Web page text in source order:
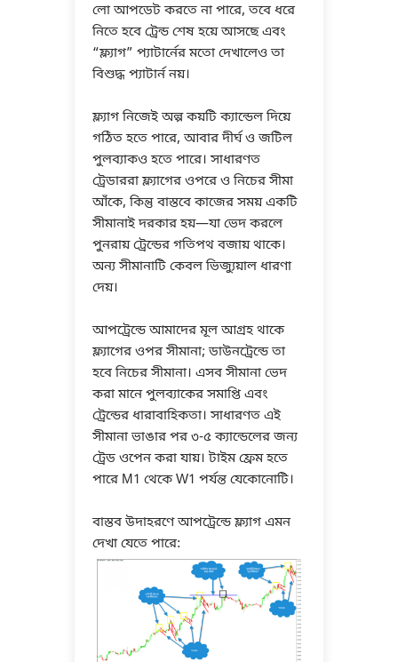
লো আপডেট করতে না পারে, তবে ধরে
নিতে হবে ট্রেন্ড শেষ হয়ে আসছে এবং
“ফ্ল্যাগ” প্যাটার্নের মতো দেখালেও তা
বিশুদ্ধ প্যাটার্ন নয়।
ফ্ল্যাগ নিজেই অল্প কয়টি ক্যান্ডেল দিয়ে
গঠিত হতে পারে, আবার দীর্ঘ ও জটিল
পুলব্যাকও হতে পারে। সাধারণত
ট্রেডাররা ফ্ল্যাগের ওপরে ও নিচের সীমা
আঁকে, কিন্তু বাস্তবে কাজের সময় একটি
সীমানাই দরকার হয়—যা ভেদ করলে
পুনরায় ট্রেন্ডের গতিপথ বজায় থাকে।
অন্য সীমানাটি কেবল ভিজ্যুয়াল ধারণা
দেয়।
আপট্রেন্ডে আমাদের মূল আগ্রহ থাকে
ফ্ল্যাগের ওপর সীমানা; ডাউনট্রেন্ডে তা
হবে নিচের সীমানা। এসব সীমানা ভেদ
করা মানে পুলব্যাকের সমাপ্তি এবং
ট্রেন্ডের ধারাবাহিকতা। সাধারণত এই
সীমানা ভাঙার পর ৩-৫ ক্যান্ডেলের জন্য
ট্রেড ওপেন করা যায়। টাইম ফ্রেম হতে
পারে M1 থেকে W1 পর্যন্ত যেকোনোটি।
বাস্তব উদাহরণে আপট্রেন্ডে ফ্ল্যাগ এমন
দেখা যেতে পারে: